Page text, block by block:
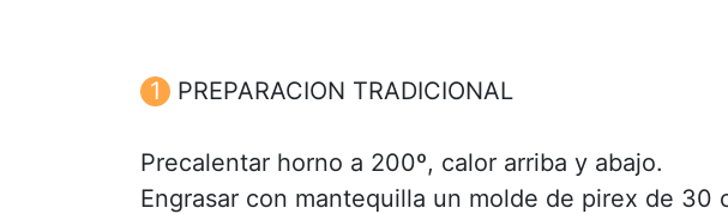
PREPARACION TRADICIONAL
Precalentar horno a 200º, calor arriba y abajo.
Engrasar con mantequilla un molde de pirex de 30